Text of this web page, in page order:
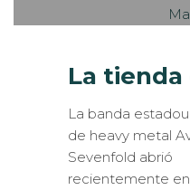
La
La banda
de heavy metal
Sevenfold abrió
recientemente